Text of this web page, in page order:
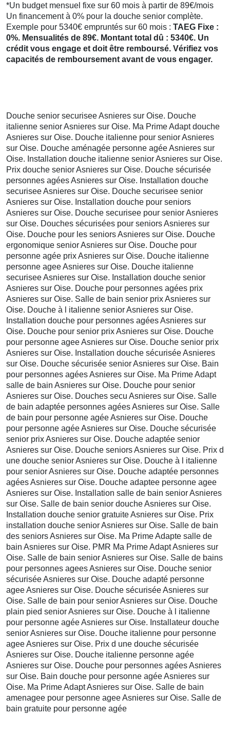
*Un budget mensuel fixe sur 60 mois à partir de 89€/mois
Un financement à 0% pour la douche senior complète.
Exemple pour 5340€ empruntés sur 60 mois : TAEG Fixe :
0%. Mensualités de 89€. Montant total dû : 5340€. Un
crédit vous engage et doit être remboursé. Vérifiez vos
capacités de remboursement avant de vous engager.
Douche senior securisee Asnieres sur Oise. Douche
italienne senior Asnieres sur Oise. Ma Prime Adapt douche
Asnieres sur Oise. Douche italienne pour senior Asnieres
sur Oise. Douche aménagée personne agée Asnieres sur
Oise. Installation douche italienne senior Asnieres sur Oise.
Prix douche senior Asnieres sur Oise. Douche sécurisée
personnes agées Asnieres sur Oise. Installation douche
securisee Asnieres sur Oise. Douche securisee senior
Asnieres sur Oise. Installation douche pour seniors
Asnieres sur Oise. Douche securisee pour senior Asnieres
sur Oise. Douches sécurisées pour seniors Asnieres sur
Oise. Douche pour les seniors Asnieres sur Oise. Douche
ergonomique senior Asnieres sur Oise. Douche pour
personne agée prix Asnieres sur Oise. Douche italienne
personne agee Asnieres sur Oise. Douche italienne
securisee Asnieres sur Oise. Installation douche senior
Asnieres sur Oise. Douche pour personnes agées prix
Asnieres sur Oise. Salle de bain senior prix Asnieres sur
Oise. Douche à l italienne senior Asnieres sur Oise.
Installation douche pour personnes agées Asnieres sur
Oise. Douche pour senior prix Asnieres sur Oise. Douche
pour personne agee Asnieres sur Oise. Douche senior prix
Asnieres sur Oise. Installation douche sécurisée Asnieres
sur Oise. Douche sécurisée senior Asnieres sur Oise. Bain
pour personnes agées Asnieres sur Oise. Ma Prime Adapt
salle de bain Asnieres sur Oise. Douche pour senior
Asnieres sur Oise. Douches secu Asnieres sur Oise. Salle
de bain adaptée personnes agées Asnieres sur Oise. Salle
de bain pour personne agée Asnieres sur Oise. Douche
pour personne agée Asnieres sur Oise. Douche sécurisée
senior prix Asnieres sur Oise. Douche adaptée senior
Asnieres sur Oise. Douche seniors Asnieres sur Oise. Prix d
une douche senior Asnieres sur Oise. Douche à l italienne
pour senior Asnieres sur Oise. Douche adaptée personnes
agées Asnieres sur Oise. Douche adaptee personne agee
Asnieres sur Oise. Installation salle de bain senior Asnieres
sur Oise. Salle de bain senior douche Asnieres sur Oise.
Installation douche senior gratuite Asnieres sur Oise. Prix
installation douche senior Asnieres sur Oise. Salle de bain
des seniors Asnieres sur Oise. Ma Prime Adapte salle de
bain Asnieres sur Oise. PMR Ma Prime Adapt Asnieres sur
Oise. Salle de bain senior Asnieres sur Oise. Salle de bains
pour personnes agees Asnieres sur Oise. Douche senior
sécurisée Asnieres sur Oise. Douche adapté personne
agee Asnieres sur Oise. Douche sécurisée Asnieres sur
Oise. Salle de bain pour senior Asnieres sur Oise. Douche
plain pied senior Asnieres sur Oise. Douche à l italienne
pour personne agée Asnieres sur Oise. Installateur douche
senior Asnieres sur Oise. Douche italienne pour personne
agee Asnieres sur Oise. Prix d une douche sécurisée
Asnieres sur Oise. Douche italienne personne agée
Asnieres sur Oise. Douche pour personnes agées Asnieres
sur Oise. Bain douche pour personne agée Asnieres sur
Oise. Ma Prime Adapt Asnieres sur Oise. Salle de bain
amenagee pour personne agee Asnieres sur Oise. Salle de
bain gratuite pour personne agée